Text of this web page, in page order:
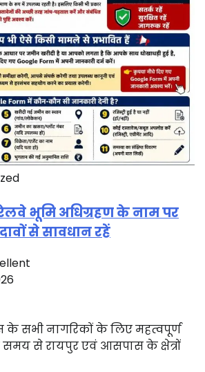
भूमि अधिग्रहण के नाम पर
से सावधान रहें
सभी नागरिकों के लिए महत्वपूर्ण
से रायपुर एवं आसपास के क्षेत्रों